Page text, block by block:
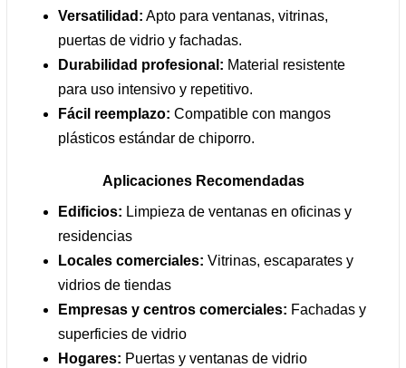
Versatilidad: Apto para ventanas, vitrinas,
puertas de vidrio y fachadas.
Durabilidad profesional: Material resistente
para uso intensivo y repetitivo.
Fácil reemplazo: Compatible con mangos
plásticos estándar de chiporro.
Aplicaciones Recomendadas
Edificios: Limpieza de ventanas en oficinas y
residencias
Locales comerciales: Vitrinas, escaparates y
vidrios de tiendas
Empresas y centros comerciales: Fachadas y
superficies de vidrio
Hogares: Puertas y ventanas de vidrio